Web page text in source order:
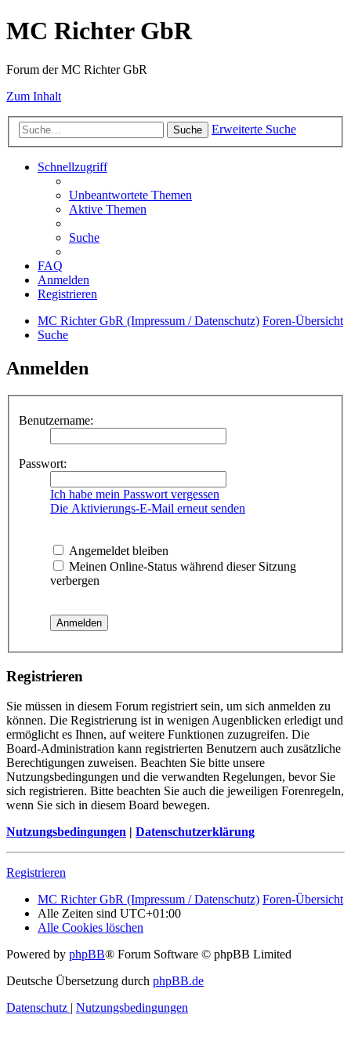
MC Richter GbR
Forum der MC Richter GbR
Zum Inhalt
Suche Erweiterte Suche
Schnellzugriff
Unbeantwortete Themen
Aktive Themen
Suche
FAQ
Anmelden
Registrieren
MC Richter GbR (Impressum / Datenschutz) Foren-Übersicht
Suche
Anmelden
Benutzername:
Passwort:
Ich habe mein Passwort vergessen
Die Aktivierungs-E-Mail erneut senden
Angemeldet bleiben
Meinen Online-Status während dieser Sitzung
verbergen
Registrieren
Sie müssen in diesem Forum registriert sein, um sich anmelden zu
können. Die Registrierung ist in wenigen Augenblicken erledigt und
ermöglicht es Ihnen, auf weitere Funktionen zuzugreifen. Die
Board-Administration kann registrierten Benutzern auch zusätzliche
Berechtigungen zuweisen. Beachten Sie bitte unsere
Nutzungsbedingungen und die verwandten Regelungen, bevor Sie
sich registrieren. Bitte beachten Sie auch die jeweiligen Forenregeln,
wenn Sie sich in diesem Board bewegen.
Nutzungsbedingungen | Datenschutzerklärung
Registrieren
MC Richter GbR (Impressum / Datenschutz) Foren-Übersicht
Alle Zeiten sind UTC+01:00
Alle Cookies löschen
Powered by phpBB® Forum Software © phpBB Limited
Deutsche Übersetzung durch phpBB.de
Datenschutz | Nutzungsbedingungen